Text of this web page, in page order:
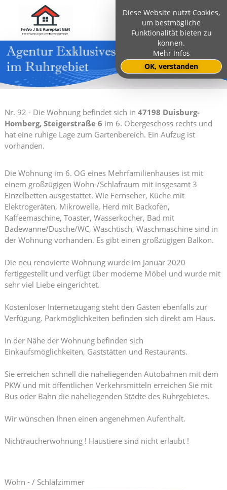
Nr. 92 - Die Wohnung befindet sich in 47198 Duisburg-
Homberg, Steigerstraße 6 im 6. Obergeschoss rechts und
hat eine ruhige Lage zum Gartenbereich. Ein Aufzug ist
vorhanden.
Die Wohnung im 6. OG eines Mehrfamilienhauses ist mit
einem großzügigen Wohn-/Schlafraum mit insgesamt 3
Einzelbetten ausgestattet. Wie Fernseher, Küche mit
Elektrogeräten, Mikrowelle, Herd mit Backofen,
Kaffeemaschine, Toaster, Wasserkocher, Bad mit
Badewanne/Dusche/WC, Waschtisch, Waschmaschine sind in
der Wohnung vorhanden. Es gibt einen großzügigen Balkon.
Die neu renovierte Wohnung wurde im Januar 2020
fertiggestellt und verfügt über moderne Möbel und wurde mit
sehr viel Liebe eingerichtet.
Kostenloser Internetzugang steht den Gästen ebenfalls zur
Verfügung. Parkmöglichkeiten befinden sich direkt am Haus.
In der Nähe der Wohnung befinden sich
Einkaufsmöglichkeiten, Gaststätten und Restaurants.
Sie erreichen schnell die naheliegenden Autobahnen mit dem
PKW und mit öffentlichen Verkehrsmitteln erreichen Sie mit
Bus oder Bahn die naheliegenden Städte des Ruhrgebietes.
Wir wünschen Ihnen einen angenehmen Aufenthalt.
Nichtraucherwohnung ! Haustiere sind nicht erlaubt !
Wohn - / Schlafzimmer
Diese Website nutzt Cookies,
um bestmögliche
Funktionalität bieten zu
können.
Mehr Infos
OK, verstanden